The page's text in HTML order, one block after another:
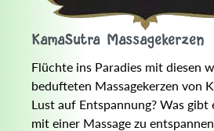
KamaSutra Massagekerzen
Flüchte ins Paradies mit diesen
bedufteten Massagekerzen von
Lust auf Entspannung? Was gibt
mit einer Massage zu